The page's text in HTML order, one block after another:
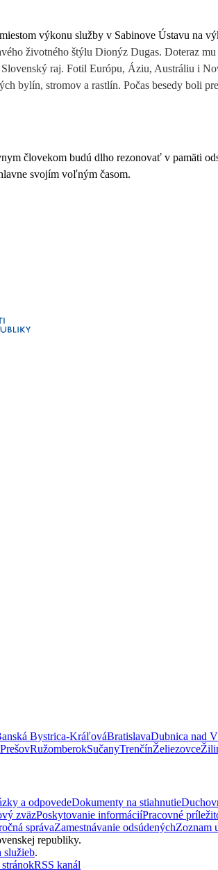
výkonu služby v Sabinove Ústavu na
životného štýlu Dionýz Dugas. Doteraz
raj. Fotil Európu, Áziu, Austráliu i
bylín, stromov a rastlín. Počas besedy boli
človekom budú dlho rezonovať v pamäti
svojím voľným časom.
Bystrica-KráľováBratislavaDubnica nad
PrešovRužomberokSučanyTrenčínŽeliezovce
a odpovedeDokumenty na stiahnutie
zväzPoskytovanie informáciíPracovné
správaZamestnávanie odsúdenýchZoznam
republiky.
služieb.
RSS kanál